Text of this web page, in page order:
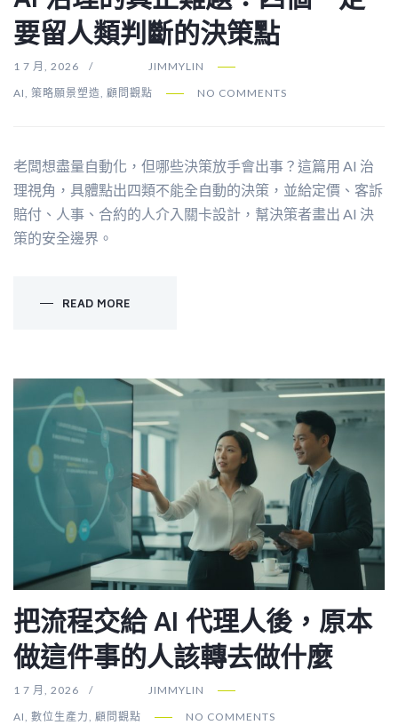
要留人類判斷的決策點
1 7 月, 2026
JIMMYLIN
AI, 策略願景塑造, 顧問觀點 NO COMMENTS
老闆想盡量自動化，但哪些決策放手會出事？這篇用 AI 治
理視角，具體點出四類不能全自動的決策，並給定價、客訴
賠付、人事、合約的人介入關卡設計，幫決策者畫出 AI 決
策的安全邊界。
READ MORE
把流程交給 AI 代理人後，原本
做這件事的人該轉去做什麼
1 7 月, 2026
JIMMYLIN
AI, 數位生產力, 顧問觀點 NO COMMENTS